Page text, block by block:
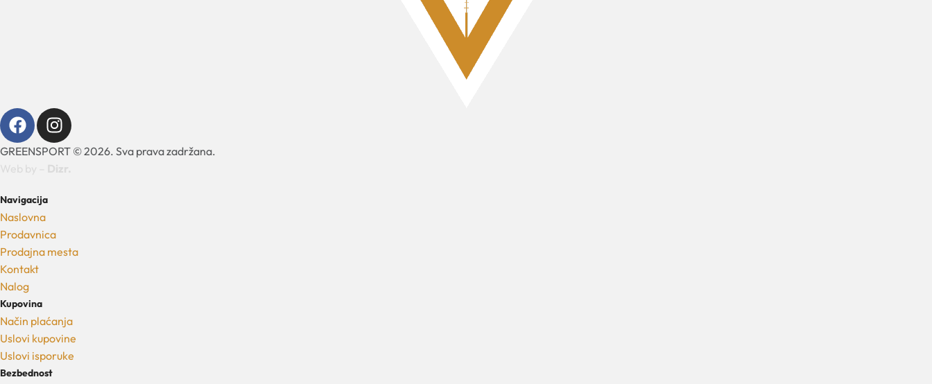
GREENSPORT © 2026. Sva prava zadržana.
Navigacija
Naslovna
Prodavnica
Prodajna mesta
Kontakt
Nalog
Kupovina
Način plaćanja
Uslovi kupovine
Uslovi isporuke
Bezbednost